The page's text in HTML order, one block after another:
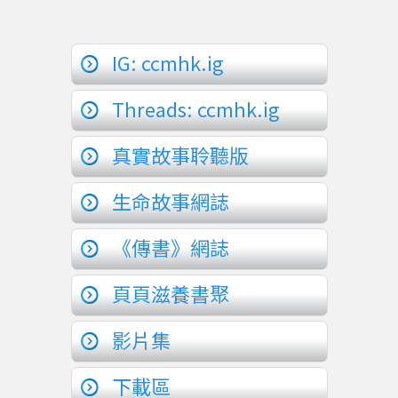
IG: ccmhk.ig
Threads: ccmhk.ig
真實故事聆聽版
生命故事網誌
《傳書》網誌
頁頁滋養書聚
影片集
下載區